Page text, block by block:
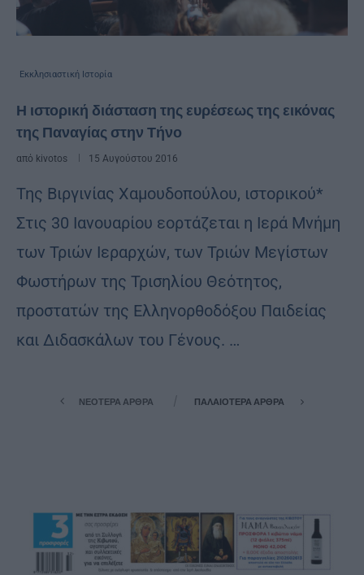
Εκκλησιαστική Ιστορία
Η ιστορική διάσταση της ευρέσεως της εικόνας
της Παναγίας στην Τήνο
από kivotos 15 Αυγούστου 2016
Της Βιργινίας Χαμουδοπούλου, ιστορικού*
Στις 30 Ιανουαρίου εορτάζεται η Ιερά Μνήµη
των Τριών Ιεραρχών, των Τριών Μεγίστων
Φωστήρων της Τρισηλίου Θεότητος,
προστατών της Ελληνορθοδόξου Παιδείας
και Διδασκάλων του Γένους. …
ΝΕΌΤΕΡΑ ΆΡΘΡΑ ΠΑΛΑΙΌΤΕΡΑ ΆΡΘΡΑ